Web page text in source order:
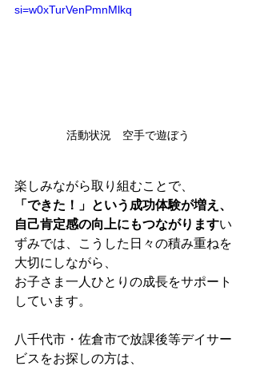
si=w0xTurVenPmnMlkq
活動状況　空手で遊ぼう
楽しみながら取り組むことで、
「できた！」という成功体験が増え、
自己肯定感の向上にもつながりますい
ずみでは、こうした日々の積み重ねを
大切にしながら、
お子さま一人ひとりの成長をサポート
しています。
八千代市・佐倉市で放課後等デイサー
ビスをお探しの方は、